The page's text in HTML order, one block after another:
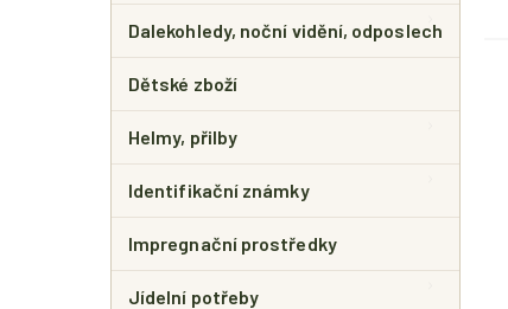
Dalekohledy, noční vidění, odposlech
Dětské zboží
Helmy, přilby
Identifikační známky
Impregnační prostředky
Jídelní potřeby